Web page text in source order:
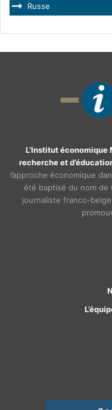
Russe
L’Institut économique
recherche et
l’approche économique
été baptisé du nom de
journaliste franco-